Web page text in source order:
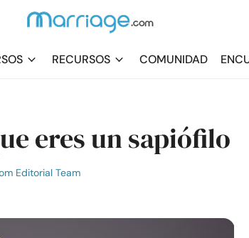
RECURSOS COMUNIDAD
eres un sapiófilo
Editorial Team